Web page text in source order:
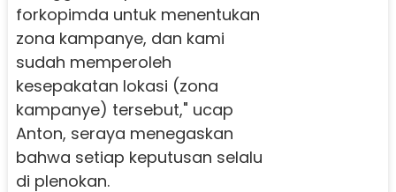
forkopimda untuk menentukan
zona kampanye, dan kami
sudah memperoleh
kesepakatan lokasi (zona
kampanye) tersebut," ucap
Anton, seraya menegaskan
bahwa setiap keputusan selalu
di plenokan.